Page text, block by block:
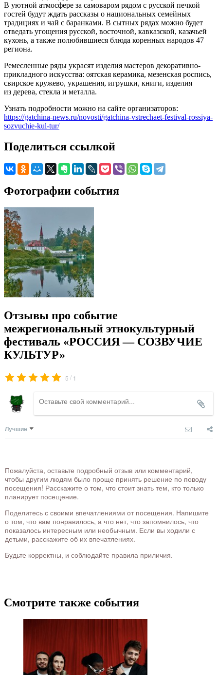
В уютной атмосфере за самоваром рядом с русской печкой
гостей будут ждать рассказы о национальных семейных
традициях и чай с баранками. В сытных рядах можно будет
отведать угощения русской, восточной, кавказской, казачьей
кухонь, а также полюбившиеся блюда коренных народов 47
региона.
Ремесленные ряды украсят изделия мастеров декоративно-
прикладного искусства: оятская керамика, мезенская роспись,
свирское кружево, украшения, игрушки, книги, изделия
из дерева, стекла и металла.
Узнать подробности можно на сайте организаторов:
https://gatchina-news.ru/novosti/gatchina-vstrechaet-festival-rossiya-
sozvuchie-kul-tur/
Поделиться ссылкой
Фотографии события
Отзывы про событие
межрегиональный этнокультурный
фестиваль «РОССИЯ — СОЗВУЧИЕ
КУЛЬТУР»
5 / 1
Лучшие
Пожалуйста, оставьте подробный отзыв или комментарий,
чтобы другим людям было проще принять решение по поводу
посещения! Расскажите о том, что стоит знать тем, кто только
планирует посещение.
Поделитесь с своими впечатлениями от посещения. Напишите
о том, что вам понравилось, а что нет, что запомнилось, что
показалось интересным или необычным. Если вы ходили с
детьми, расскажите об их впечатлениях.
Будьте корректны, и соблюдайте правила приличия.
Смотрите также события